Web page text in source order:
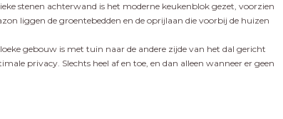
stenen achterwand is het moderne keukenblok gezet, voorzien
liggen de groentebedden en de oprijlaan die voorbij de huizen
gebouw is met tuin naar de andere zijde van het dal gericht
privacy. Slechts heel af en toe, en dan alleen wanneer er geen